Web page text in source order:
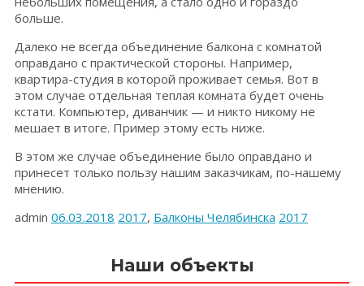
больше.
Далеко не всегда объединение балкона с комнатой
оправдано с практической стороны. Например,
квартира-студия в которой проживает семья. Вот в
этом случае отдельная теплая комната будет очень
кстати. Компьютер, диванчик — и никто никому не
мешает в итоге. Пример этому есть ниже.
В этом же случае объединение было оправдано и
принесет только пользу нашим заказчикам, по-нашему
мнению.
admin 06.03.2018 2017, Балконы Челябинска 2017
Наши объекты